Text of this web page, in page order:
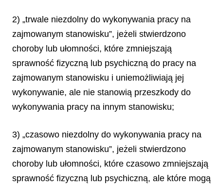
2) „trwale niezdolny do wykonywania pracy na
zajmowanym stanowisku”, jeżeli stwierdzono
choroby lub ułomności, które zmniejszają
sprawność fizyczną lub psychiczną do pracy na
zajmowanym stanowisku i uniemożliwiają jej
wykonywanie, ale nie stanowią przeszkody do
wykonywania pracy na innym stanowisku;
3) „czasowo niezdolny do wykonywania pracy na
zajmowanym stanowisku”, jeżeli stwierdzono
choroby lub ułomności, które czasowo zmniejszają
sprawność fizyczną lub psychiczną, ale które mogą